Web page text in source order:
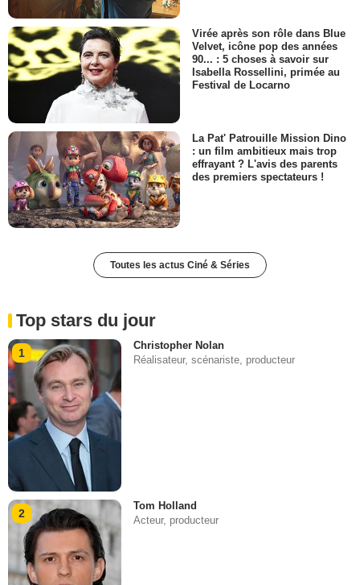
Virée après son rôle dans Blue
Velvet, icône pop des années
90... : 5 choses à savoir sur
Isabella Rossellini, primée au
Festival de Locarno
La Pat' Patrouille Mission Dino
: un film ambitieux mais trop
effrayant ? L'avis des parents
des premiers spectateurs !
Toutes les actus Ciné & Séries
Top stars du jour
1
Christopher Nolan
Réalisateur, scénariste, producteur
2
Tom Holland
Acteur, producteur